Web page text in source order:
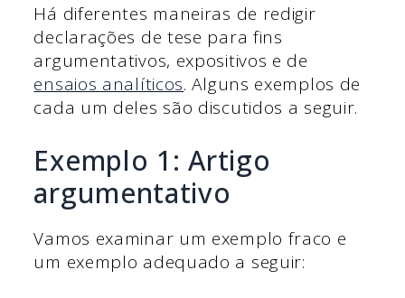
Há diferentes maneiras de redigir
declarações de tese para fins
argumentativos, expositivos e de
ensaios analíticos. Alguns exemplos de
cada um deles são discutidos a seguir.
Exemplo 1: Artigo
argumentativo
Vamos examinar um exemplo fraco e
um exemplo adequado a seguir: